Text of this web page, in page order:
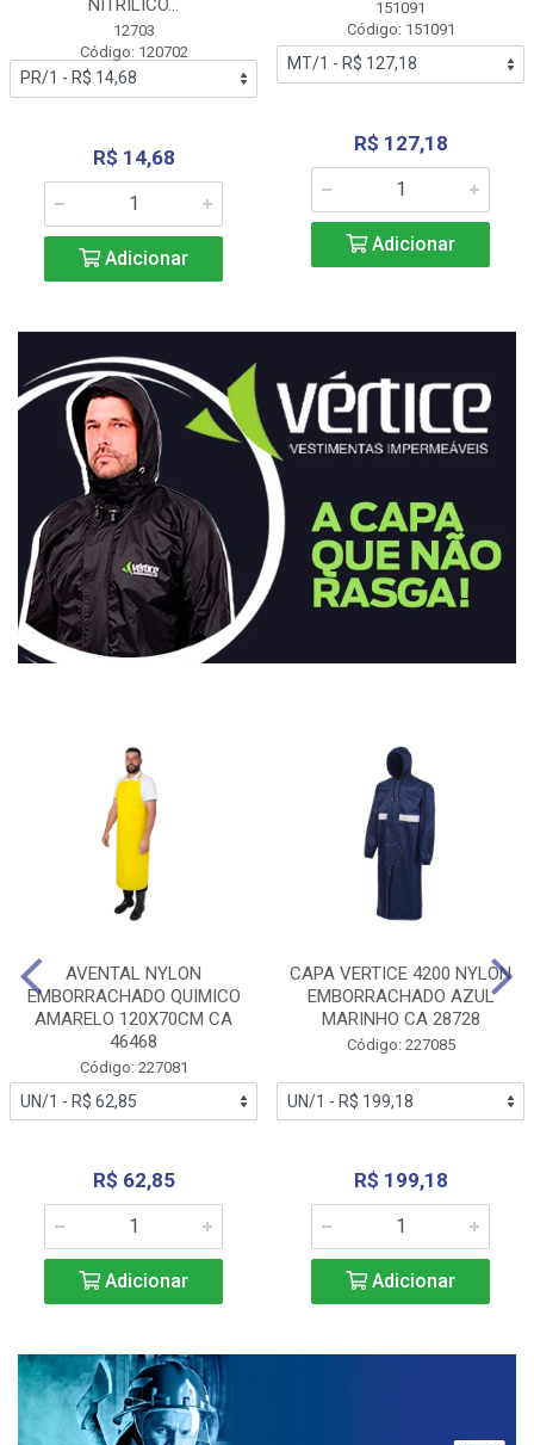
NITRÍLICO...
12703
Código: 120702
R$ 14,68
Adicionar
151091
Código: 151091
R$ 127,18
Adicionar
AVENTAL NYLON
EMBORRACHADO QUIMICO
AMARELO 120X70CM CA
46468
Código: 227081
R$ 62,85
Adicionar
CAPA VERTICE 4200 NYLON
EMBORRACHADO AZUL
MARINHO CA 28728
Código: 227085
R$ 199,18
Adicionar